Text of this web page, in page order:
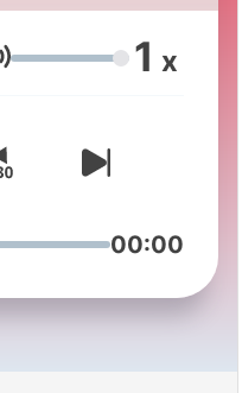
af gode
til boligejere.
Boligsiden.dk
udgiver
EJENDOMME
(sidste
Lydstyrke 1 x
00:00